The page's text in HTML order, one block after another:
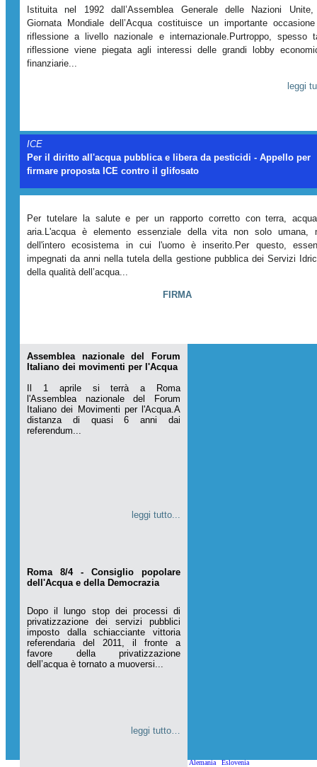
Istituita nel 1992 dall’Assemblea Generale delle Nazioni
Giornata Mondiale dell’Acqua costituisce un importante
riflessione a livello nazionale e internazionale.Purtroppo, spesso
riflessione viene piegata agli interessi delle grandi lobby
finanziarie...
leggi
ICE
Per il diritto all'acqua pubblica e libera da pesticidi - Appello per
firmare proposta ICE contro il glifosato
Per tutelare la salute e per un rapporto corretto con terra,
aria.L'acqua è elemento essenziale della vita non solo umana,
dell'intero ecosistema in cui l'uomo è inserito.Per questo,
impegnati da anni nella tutela della gestione pubblica dei Servizi
della qualità dell’acqua...
FIRMA
Assemblea nazionale del Forum
Italiano dei movimenti per l'Acqua
Il 1 aprile si terrà a Roma
l'Assemblea nazionale del Forum
Italiano dei Movimenti per l'Acqua.A
distanza di quasi 6 anni dai
referendum...
leggi tutto...
Roma 8/4 - Consiglio popolare
dell'Acqua e della Democrazia
Dopo il lungo stop dei processi di
privatizzazione dei servizi pubblici
imposto dalla schiacciante vittoria
referendaria del 2011, il fronte a
favore della privatizzazione
dell’acqua è tornato a muoversi...
leggi tutto…
Alemania Eslovenia